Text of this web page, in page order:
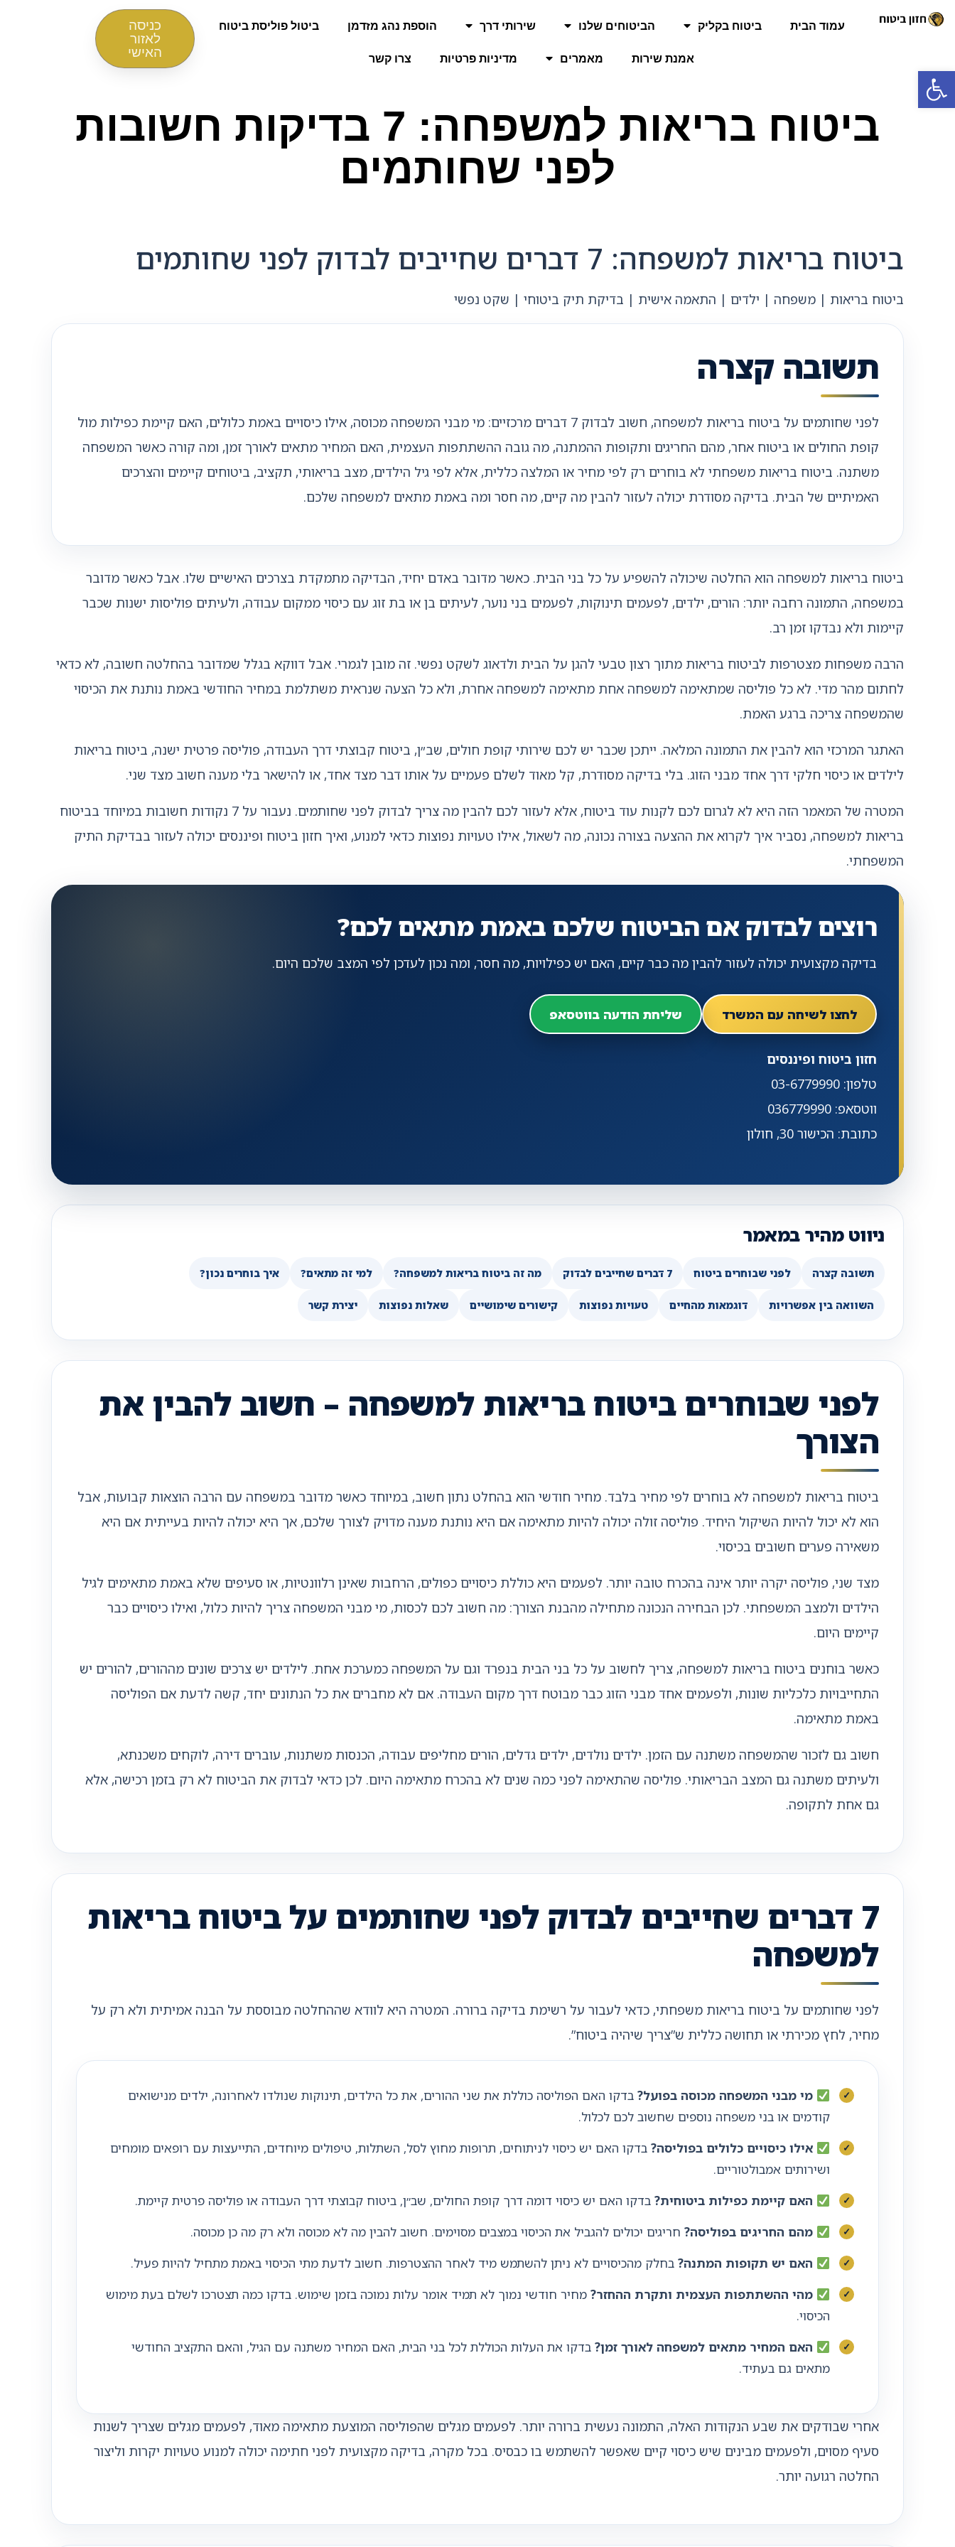
פתח סרגל נגישות
עמוד הבית ביטוח בקליק הביטוחים שלנו שירותי דרך הוספת נהג מזדמן ביטול פוליסת ביטוח
אמנת שירות מאמרים מדיניות פרטיות צרו קשר
כניסה
לאזור
האישי
ביטוח בריאות למשפחה: 7 בדיקות חשובות
לפני שחותמים
ביטוח בריאות למשפחה: 7 דברים שחייבים לבדוק לפני שחותמים
ביטוח בריאות | משפחה | ילדים | התאמה אישית | בדיקת תיק ביטוחי | שקט נפשי
תשובה קצרה
לפני שחותמים על ביטוח בריאות למשפחה, חשוב לבדוק 7 דברים מרכזיים: מי מבני המשפחה מכוסה, אילו כיסויים באמת כלולים, האם קיימת כפילות מול
קופת החולים או ביטוח אחר, מהם החריגים ותקופות ההמתנה, מה גובה ההשתתפות העצמית, האם המחיר מתאים לאורך זמן, ומה קורה כאשר המשפחה
משתנה. ביטוח בריאות משפחתי לא בוחרים רק לפי מחיר או המלצה כללית, אלא לפי גיל הילדים, מצב בריאותי, תקציב, ביטוחים קיימים והצרכים
האמיתיים של הבית. בדיקה מסודרת יכולה לעזור להבין מה קיים, מה חסר ומה באמת מתאים למשפחה שלכם.
ביטוח בריאות למשפחה הוא החלטה שיכולה להשפיע על כל בני הבית. כאשר מדובר באדם יחיד, הבדיקה מתמקדת בצרכים האישיים שלו. אבל כאשר מדובר
במשפחה, התמונה רחבה יותר: הורים, ילדים, לפעמים תינוקות, לפעמים בני נוער, לעיתים בן או בת זוג עם כיסוי ממקום עבודה, ולעיתים פוליסות ישנות שכבר
קיימות ולא נבדקו זמן רב.
הרבה משפחות מצטרפות לביטוח בריאות מתוך רצון טבעי להגן על הבית ולדאוג לשקט נפשי. זה מובן לגמרי. אבל דווקא בגלל שמדובר בהחלטה חשובה, לא כדאי
לחתום מהר מדי. לא כל פוליסה שמתאימה למשפחה אחת מתאימה למשפחה אחרת, ולא כל הצעה שנראית משתלמת במחיר החודשי באמת נותנת את הכיסוי
שהמשפחה צריכה ברגע האמת.
האתגר המרכזי הוא להבין את התמונה המלאה. ייתכן שכבר יש לכם שירותי קופת חולים, שב״ן, ביטוח קבוצתי דרך העבודה, פוליסה פרטית ישנה, ביטוח בריאות
לילדים או כיסוי חלקי דרך אחד מבני הזוג. בלי בדיקה מסודרת, קל מאוד לשלם פעמיים על אותו דבר מצד אחד, או להישאר בלי מענה חשוב מצד שני.
המטרה של המאמר הזה היא לא לגרום לכם לקנות עוד ביטוח, אלא לעזור לכם להבין מה צריך לבדוק לפני שחותמים. נעבור על 7 נקודות חשובות במיוחד בביטוח
בריאות למשפחה, נסביר איך לקרוא את ההצעה בצורה נכונה, מה לשאול, אילו טעויות נפוצות כדאי למנוע, ואיך חזון ביטוח ופיננסים יכולה לעזור בבדיקת התיק
המשפחתי.
רוצים לבדוק אם הביטוח שלכם באמת מתאים לכם?
בדיקה מקצועית יכולה לעזור להבין מה כבר קיים, האם יש כפילויות, מה חסר, ומה נכון לעדכן לפי המצב שלכם היום.
לחצו לשיחה עם המשרד שליחת הודעה בווטסאפ
חזון ביטוח ופיננסים
טלפון: 03-6779990
ווטסאפ: 036779990
כתובת: הכישור 30, חולון
ניווט מהיר במאמר
תשובה קצרה לפני שבוחרים ביטוח 7 דברים שחייבים לבדוק מה זה ביטוח בריאות למשפחה? למי זה מתאים? איך בוחרים נכון?
השוואה בין אפשרויות דוגמאות מהחיים טעויות נפוצות קישורים שימושיים שאלות נפוצות יצירת קשר
לפני שבוחרים ביטוח בריאות למשפחה – חשוב להבין את
הצורך
ביטוח בריאות למשפחה לא בוחרים לפי מחיר בלבד. מחיר חודשי הוא בהחלט נתון חשוב, במיוחד כאשר מדובר במשפחה עם הרבה הוצאות קבועות, אבל
הוא לא יכול להיות השיקול היחיד. פוליסה זולה יכולה להיות מתאימה אם היא נותנת מענה מדויק לצורך שלכם, אך היא יכולה להיות בעייתית אם היא
משאירה פערים חשובים בכיסוי.
מצד שני, פוליסה יקרה יותר אינה בהכרח טובה יותר. לפעמים היא כוללת כיסויים כפולים, הרחבות שאינן רלוונטיות, או סעיפים שלא באמת מתאימים לגיל
הילדים ולמצב המשפחתי. לכן הבחירה הנכונה מתחילה מהבנת הצורך: מה חשוב לכם לכסות, מי מבני המשפחה צריך להיות כלול, ואילו כיסויים כבר
קיימים היום.
כאשר בוחנים ביטוח בריאות למשפחה, צריך לחשוב על כל בני הבית בנפרד וגם על המשפחה כמערכת אחת. לילדים יש צרכים שונים מההורים, להורים יש
התחייבויות כלכליות שונות, ולפעמים אחד מבני הזוג כבר מבוטח דרך מקום העבודה. אם לא מחברים את כל הנתונים יחד, קשה לדעת אם הפוליסה
באמת מתאימה.
חשוב גם לזכור שהמשפחה משתנה עם הזמן. ילדים נולדים, ילדים גדלים, הורים מחליפים עבודה, הכנסות משתנות, עוברים דירה, לוקחים משכנתא,
ולעיתים משתנה גם המצב הבריאותי. פוליסה שהתאימה לפני כמה שנים לא בהכרח מתאימה היום. לכן כדאי לבדוק את הביטוח לא רק בזמן רכישה, אלא
גם אחת לתקופה.
7 דברים שחייבים לבדוק לפני שחותמים על ביטוח בריאות
למשפחה
לפני שחותמים על ביטוח בריאות משפחתי, כדאי לעבור על רשימת בדיקה ברורה. המטרה היא לוודא שההחלטה מבוססת על הבנה אמיתית ולא רק על
מחיר, לחץ מכירתי או תחושה כללית ש”צריך שיהיה ביטוח”.
מי מבני המשפחה מכוסה בפועל? בדקו האם הפוליסה כוללת את שני ההורים, את כל הילדים, תינוקות שנולדו לאחרונה, ילדים מנישואים
קודמים או בני משפחה נוספים שחשוב לכם לכלול.
אילו כיסויים כלולים בפוליסה? בדקו האם יש כיסוי לניתוחים, תרופות מחוץ לסל, השתלות, טיפולים מיוחדים, התייעצות עם רופאים מומחים
ושירותים אמבולטוריים.
האם קיימת כפילות ביטוחית? בדקו האם יש כיסוי דומה דרך קופת החולים, שב״ן, ביטוח קבוצתי דרך העבודה או פוליסה פרטית קיימת.
מהם החריגים בפוליסה? חריגים יכולים להגביל את הכיסוי במצבים מסוימים. חשוב להבין מה לא מכוסה ולא רק מה כן מכוסה.
האם יש תקופות המתנה? בחלק מהכיסויים לא ניתן להשתמש מיד לאחר ההצטרפות. חשוב לדעת מתי הכיסוי באמת מתחיל להיות פעיל.
מהי ההשתתפות העצמית ותקרת ההחזר? מחיר חודשי נמוך לא תמיד אומר עלות נמוכה בזמן שימוש. בדקו כמה תצטרכו לשלם בעת מימוש
הכיסוי.
האם המחיר מתאים למשפחה לאורך זמן? בדקו את העלות הכוללת לכל בני הבית, האם המחיר משתנה עם הגיל, והאם התקציב החודשי
מתאים גם בעתיד.
אחרי שבודקים את שבע הנקודות האלה, התמונה נעשית ברורה יותר. לפעמים מגלים שהפוליסה המוצעת מתאימה מאוד, לפעמים מגלים שצריך לשנות
סעיף מסוים, ולפעמים מבינים שיש כיסוי קיים שאפשר להשתמש בו כבסיס. בכל מקרה, בדיקה מקצועית לפני חתימה יכולה למנוע טעויות יקרות וליצור
החלטה רגועה יותר.